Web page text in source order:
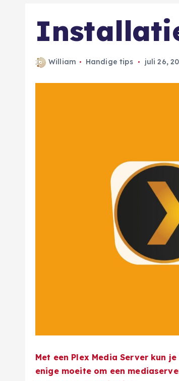
William Handige tips juli 26,
Met een Plex Media Server kun
enige moeite om een